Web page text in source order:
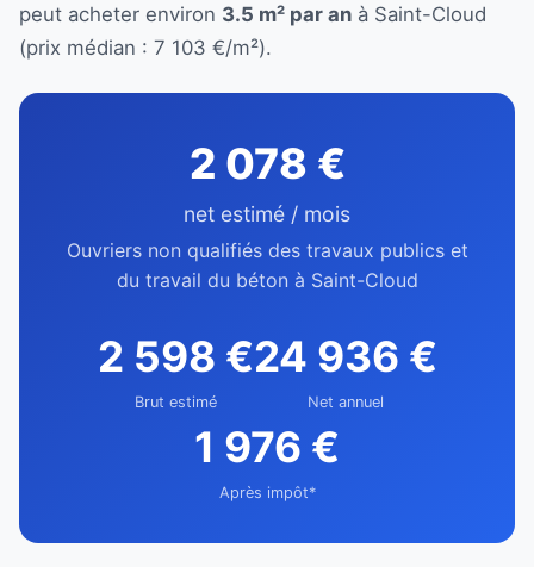
peut acheter environ 3.5 m² par an à Saint-Cloud
(prix médian : 7 103 €/m²).
2 078 €
net estimé / mois
Ouvriers non qualifiés des travaux publics et
du travail du béton à Saint-Cloud
2 598 €
Brut estimé
24 936 €
Net annuel
1 976 €
Après impôt*